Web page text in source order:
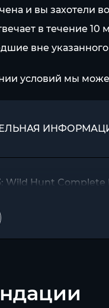
и вы
в течение 10
вне
условий мы
Wild Hunt Complete